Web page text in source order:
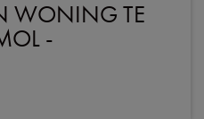
WONING TE
-